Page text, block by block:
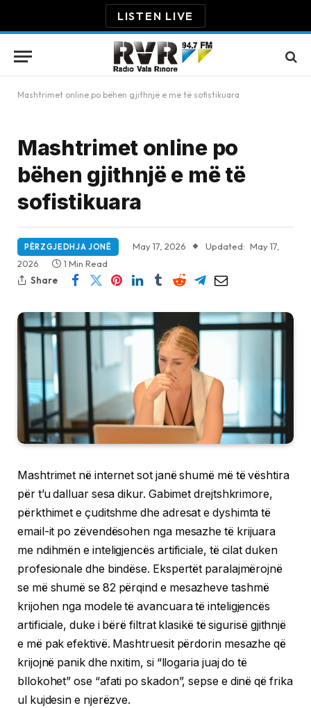
LISTEN LIVE
Mashtrimet online po bëhen gjithnjë e më të sofistikuara
Mashtrimet online po
bëhen gjithnjë e më të
sofistikuara
PËRZGJEDHJA JONË May 17, 2026 Updated: May 17,
2026
1 Min Read
Share
Mashtrimet në internet sot janë shumë më të vështira
për t’u dalluar sesa dikur. Gabimet drejtshkrimore,
përkthimet e çuditshme dhe adresat e dyshimta të
email-it po zëvendësohen nga mesazhe të krijuara
me ndihmën e inteligjencës artificiale, të cilat duken
profesionale dhe bindëse. Ekspertët paralajmërojnë
se më shumë se 82 përqind e mesazheve tashmë
krijohen nga modele të avancuara të inteligjencës
artificiale, duke i bërë filtrat klasikë të sigurisë gjithnjë
e më pak efektivë. Mashtruesit përdorin mesazhe që
krijojnë panik dhe nxitim, si “llogaria juaj do të
bllokohet” ose “afati po skadon”, sepse e dinë që frika
ul kujdesin e njerëzve.